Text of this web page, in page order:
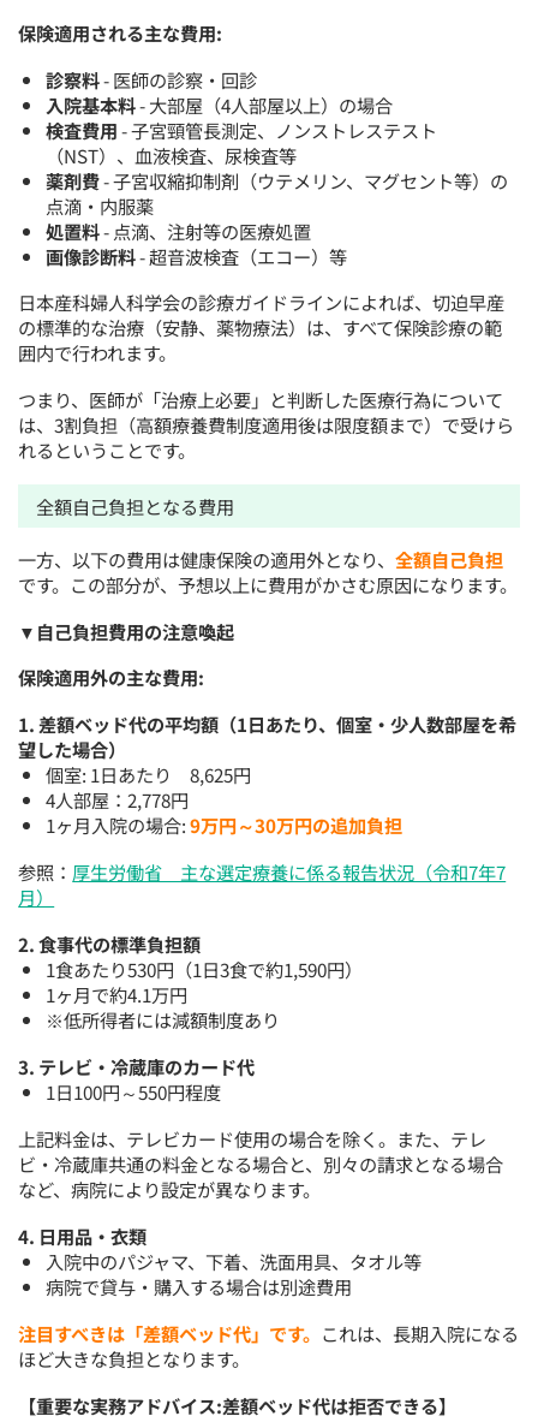
保険適用される主な費用:
診察料- 医師の診察・回診
入院基本料- 大部屋（4人部屋以上）の場合
検査費用- 子宮頸管長測定、ノンストレステスト
（NST）、血液検査、尿検査等
薬剤費- 子宮収縮抑制剤（ウテメリン、マグセント等）の
点滴・内服薬
処置料- 点滴、注射等の医療処置
画像診断料- 超音波検査（エコー）等
日本産科婦人科学会の診療ガイドラインによれば、切迫早産
の標準的な治療（安静、薬物療法）は、すべて保険診療の範
囲内で行われます。
つまり、医師が「治療上必要」と判断した医療行為について
は、3割負担（高額療養費制度適用後は限度額まで）で受けら
れるということです。
全額自己負担となる費用
一方、以下の費用は健康保険の適用外となり、全額自己負担
です。この部分が、予想以上に費用がかさむ原因になります。
▼自己負担費用の注意喚起
保険適用外の主な費用:
1. 差額ベッド代の平均額（1日あたり、個室・少人数部屋を希
望した場合）
個室: 1日あたり 8,625円
4人部屋：2,778円
1ヶ月入院の場合:9万円～30万円の追加負担
参照： 厚生労働省 主な選定療養に係る報告状況（令和7年7
月）
2. 食事代の標準負担額
1食あたり530円（1日3食で約1,590円）
1ヶ月で約4.1万円
※低所得者には減額制度あり
3. テレビ・冷蔵庫のカード代
1日100円～550円程度
上記料金は、テレビカード使用の場合を除く。また、テレ
ビ・冷蔵庫共通の料金となる場合と、別々の請求となる場合
など、病院により設定が異なります。
4. 日用品・衣類
入院中のパジャマ、下着、洗面用具、タオル等
病院で貸与・購入する場合は別途費用
注目すべきは「差額ベッド代」です。 これは、長期入院になる
ほど大きな負担となります。
【重要な実務アドバイス:差額ベッド代は拒否できる】